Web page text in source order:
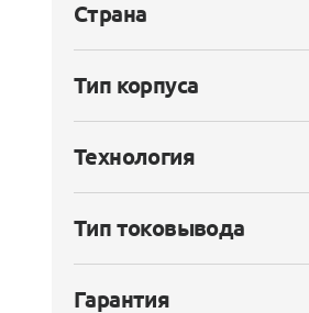
Страна
Тип корпуса
Технология
Тип токовывода
Гарантия